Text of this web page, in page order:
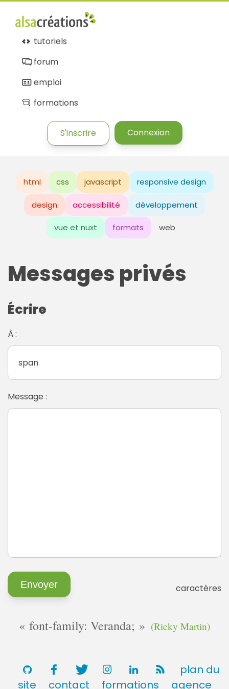
tutoriels
forum
emploi
formations
S'inscrire Connexion
html css javascript responsive design
design accessibilité développement
vue et nuxt formats web
Messages privés
Écrire
À :
Message :
caractères
font-family: Veranda; (Ricky Martin)
plan du
site
contact formations agence